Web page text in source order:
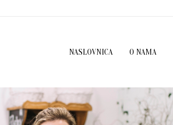
NASLOVNICA O NAMA